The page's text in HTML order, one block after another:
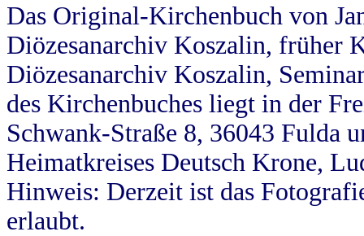
Das Original-Kirchenbuch von
Diözesanarchiv Koszalin, früher
Diözesanarchiv Koszalin,
des Kirchenbuches liegt in der
Schwank-Straße 8, 36043 Fulda
Heimatkreises Deutsch Krone,
Hinweis: Derzeit ist das
erlaubt.